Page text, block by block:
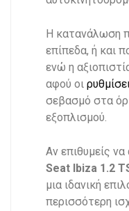
Η κατανάλωση
επίπεδα, ή και
ενώ η
αφού οι
σεβασμό στα
εξοπλισμού.
Αν επιθυμείς
Seat Ibiza 1.2
μια ιδανική
περισσότερη